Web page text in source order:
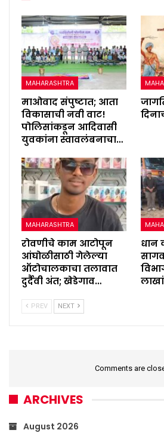
MAHARASHTRA
माओवाद संपुष्टात; आता
विकासाची नवी वाट!
पोलिसांकडून आदिवासी
युवकांना स्वावलंबनाचा…
MAHARASHTRA
रोवणीचे काम आटोपून
आंघोळीसाठी गेलेल्या
ऑटोचालकाचा तलावात
दुर्दैवी अंत; खेडेगाव…
धान
PREV NEXT
Comments are
ARCHIVES
August 2026